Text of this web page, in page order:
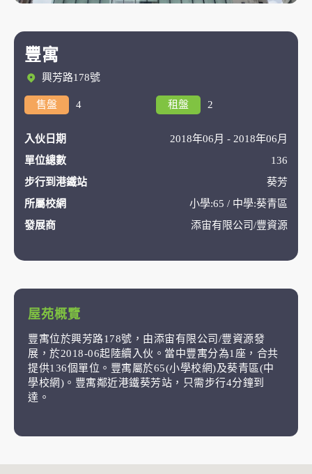
豐寓
興芳路178號
售盤 4 租盤 2
入伙日期
2018年06月 - 2018年06月
單位總數
136
步行到港鐵站
葵芳
所屬校網
小學:65 / 中學:葵青區
發展商
添宙有限公司/豐資源
屋苑概覽
豐寓位於興芳路178號，由添宙有限公司/豐資源發
展，於2018-06起陸續入伙。當中豐寓分為1座，合共
提供136個單位。豐寓屬於65(小學校網)及葵青區(中
學校網)。豐寓鄰近港鐵葵芳站，只需步行4分鐘到
達。